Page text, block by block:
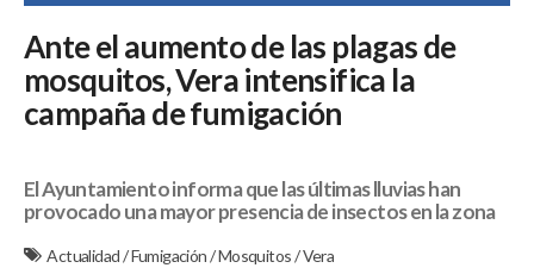
Ante el aumento de las plagas de
mosquitos, Vera intensifica la
campaña de fumigación
El Ayuntamiento informa que las últimas lluvias han
provocado una mayor presencia de insectos en la zona
Actualidad/Fumigación/Mosquitos/Vera